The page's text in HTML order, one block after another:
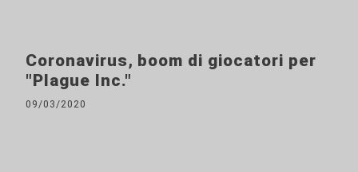
Coronavirus, boom di giocatori per
"Plague Inc."
09/03/2020